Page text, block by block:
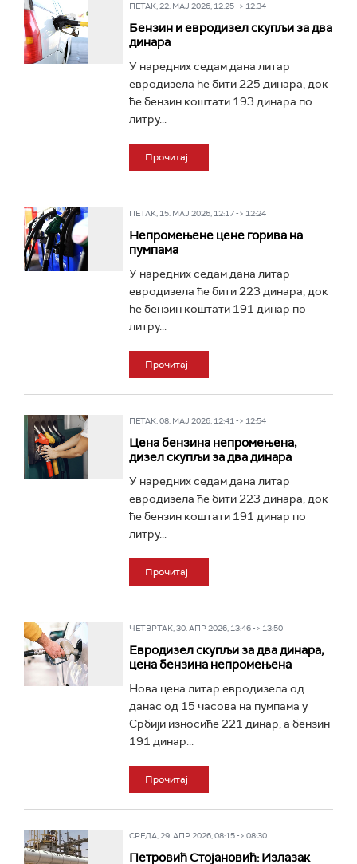
ПЕТАК, 22. МАЈ 2026, 12:25 -> 12:34
Бензин и евродизел скупљи за два
динара
У наредних седам дана литар
евродизела ће бити 225 динара, док
ће бензин коштати 193 динара по
литру...
Прочитај
ПЕТАК, 15. МАЈ 2026, 12:17 -> 12:24
Непромењене цене горива на
пумпама
У наредних седам дана литар
евродизела ће бити 223 динара, док
ће бензин коштати 191 динар по
литру...
Прочитај
ПЕТАК, 08. МАЈ 2026, 12:41 -> 12:54
Цена бензина непромењена,
дизел скупљи за два динара
У наредних седам дана литар
евродизела ће бити 223 динара, док
ће бензин коштати 191 динар по
литру...
Прочитај
ЧЕТВРТАК, 30. АПР 2026, 13:46 -> 13:50
Евродизел скупљи за два динара,
цена бензина непромењена
Нова цена литар евродизела од
данас од 15 часова на пумпама у
Србији износиће 221 динар, а бензин
191 динар...
Прочитај
СРЕДА, 29. АПР 2026, 08:15 -> 08:30
Петровић Стојановић: Излазак